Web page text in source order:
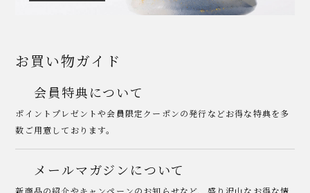
お買い物ガイド
会員特典について
ポイントプレゼントや会員限定クーポンの発行などお得な特典を多
数ご用意しております。
メールマガジンについて
新商品の紹介やキャンペーンのお知らせなど、盛り沢山なお得な情